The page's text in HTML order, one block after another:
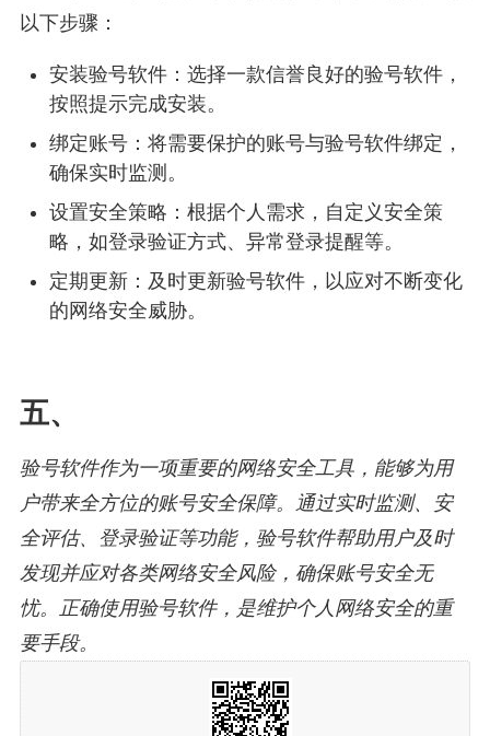
以下步骤：
安装验号软件：选择一款信誉良好的验号软件，
按照提示完成安装。
绑定账号：将需要保护的账号与验号软件绑定，
确保实时监测。
设置安全策略：根据个人需求，自定义安全策
略，如登录验证方式、异常登录提醒等。
定期更新：及时更新验号软件，以应对不断变化
的网络安全威胁。
五、
验号软件作为一项重要的网络安全工具，能够为用
户带来全方位的账号安全保障。通过实时监测、安
全评估、登录验证等功能，验号软件帮助用户及时
发现并应对各类网络安全风险，确保账号安全无
忧。正确使用验号软件，是维护个人网络安全的重
要手段。